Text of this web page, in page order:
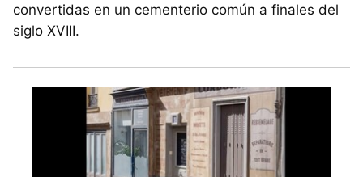
convertidas en un cementerio común a finales del
siglo XVIII.